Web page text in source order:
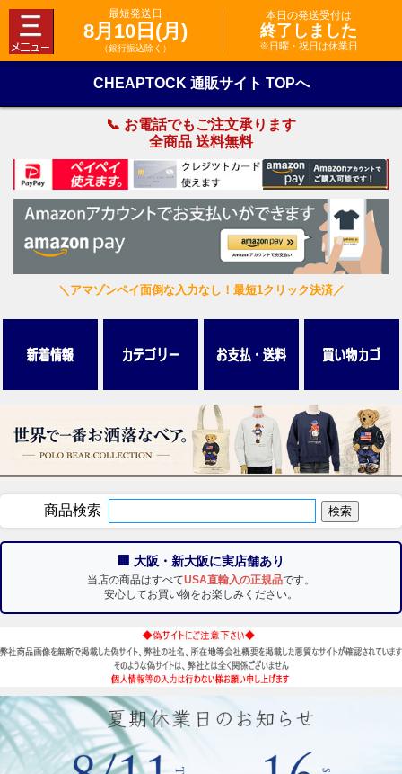
最短発送日
8月10日(月)
（銀行振込除く）
本日の発送受付は
終了しました
※日曜・祝日は休業日
CHEAPTOCK 通販サイト TOPへ
📞 お電話でもご注文承ります
全商品 送料無料
＼アマゾンペイ面倒な入力なし！最短1クリック決済／
商品検索
🏢 大阪・新大阪に実店舗あり
当店の商品はすべてUSA直輸入の正規品です。
安心してお買い物をお楽しみください。